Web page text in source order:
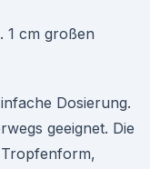
1 cm großen
Dosierung.
geeignet. Die